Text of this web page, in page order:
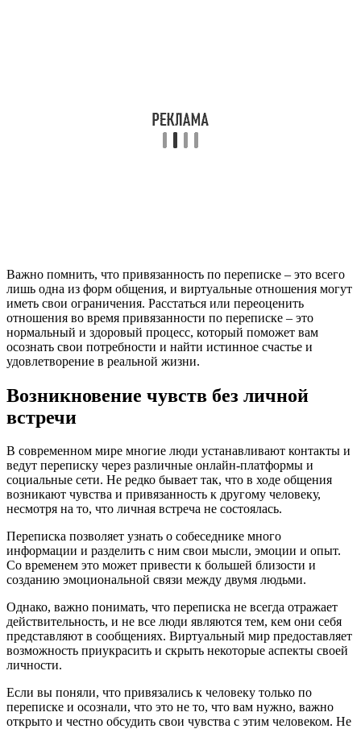
Важно помнить, что привязанность по переписке – это всего
лишь одна из форм общения, и виртуальные отношения могут
иметь свои ограничения. Расстаться или переоценить
отношения во время привязанности по переписке – это
нормальный и здоровый процесс, который поможет вам
осознать свои потребности и найти истинное счастье и
удовлетворение в реальной жизни.
Возникновение чувств без личной
встречи
В современном мире многие люди устанавливают контакты и
ведут переписку через различные онлайн-платформы и
социальные сети. Не редко бывает так, что в ходе общения
возникают чувства и привязанность к другому человеку,
несмотря на то, что личная встреча не состоялась.
Переписка позволяет узнать о собеседнике много
информации и разделить с ним свои мысли, эмоции и опыт.
Со временем это может привести к большей близости и
созданию эмоциональной связи между двумя людьми.
Однако, важно понимать, что переписка не всегда отражает
действительность, и не все люди являются тем, кем они себя
представляют в сообщениях. Виртуальный мир предоставляет
возможность приукрасить и скрыть некоторые аспекты своей
личности.
Если вы поняли, что привязались к человеку только по
переписке и осознали, что это не то, что вам нужно, важно
открыто и честно обсудить свои чувства с этим человеком. Не